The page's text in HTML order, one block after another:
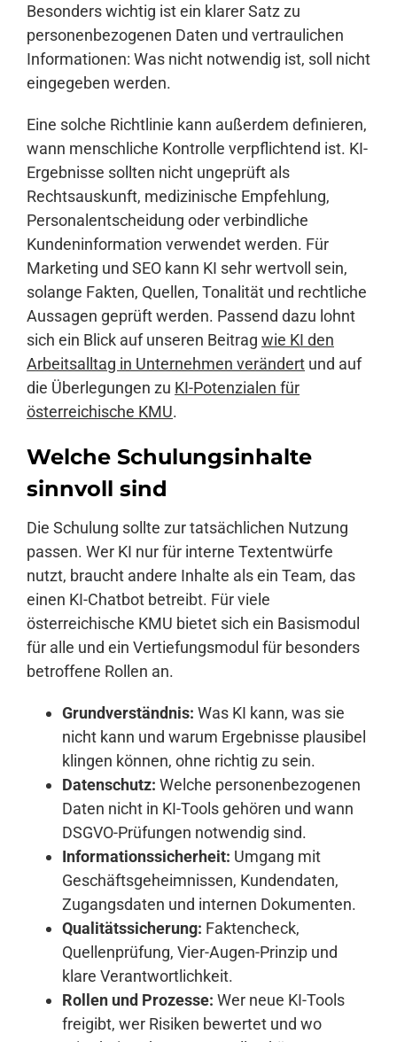
Besonders wichtig ist ein klarer Satz zu
personenbezogenen Daten und vertraulichen
Informationen: Was nicht notwendig ist, soll nicht
eingegeben werden.
Eine solche Richtlinie kann außerdem definieren,
wann menschliche Kontrolle verpflichtend ist. KI-
Ergebnisse sollten nicht ungeprüft als
Rechtsauskunft, medizinische Empfehlung,
Personalentscheidung oder verbindliche
Kundeninformation verwendet werden. Für
Marketing und SEO kann KI sehr wertvoll sein,
solange Fakten, Quellen, Tonalität und rechtliche
Aussagen geprüft werden. Passend dazu lohnt
sich ein Blick auf unseren Beitrag wie KI den
Arbeitsalltag in Unternehmen verändert und auf
die Überlegungen zu KI-Potenzialen für
österreichische KMU.
Welche Schulungsinhalte
sinnvoll sind
Die Schulung sollte zur tatsächlichen Nutzung
passen. Wer KI nur für interne Textentwürfe
nutzt, braucht andere Inhalte als ein Team, das
einen KI-Chatbot betreibt. Für viele
österreichische KMU bietet sich ein Basismodul
für alle und ein Vertiefungsmodul für besonders
betroffene Rollen an.
Grundverständnis: Was KI kann, was sie
nicht kann und warum Ergebnisse plausibel
klingen können, ohne richtig zu sein.
Datenschutz: Welche personenbezogenen
Daten nicht in KI-Tools gehören und wann
DSGVO-Prüfungen notwendig sind.
Informationssicherheit: Umgang mit
Geschäftsgeheimnissen, Kundendaten,
Zugangsdaten und internen Dokumenten.
Qualitätssicherung: Faktencheck,
Quellenprüfung, Vier-Augen-Prinzip und
klare Verantwortlichkeit.
Rollen und Prozesse: Wer neue KI-Tools
freigibt, wer Risiken bewertet und wo